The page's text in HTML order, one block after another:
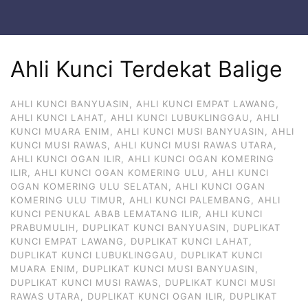
Ahli Kunci Terdekat Balige
AHLI KUNCI BANYUASIN, AHLI KUNCI EMPAT LAWANG,
AHLI KUNCI LAHAT, AHLI KUNCI LUBUKLINGGAU, AHLI
KUNCI MUARA ENIM, AHLI KUNCI MUSI BANYUASIN, AHLI
KUNCI MUSI RAWAS, AHLI KUNCI MUSI RAWAS UTARA,
AHLI KUNCI OGAN ILIR, AHLI KUNCI OGAN KOMERING
ILIR, AHLI KUNCI OGAN KOMERING ULU, AHLI KUNCI
OGAN KOMERING ULU SELATAN, AHLI KUNCI OGAN
KOMERING ULU TIMUR, AHLI KUNCI PALEMBANG, AHLI
KUNCI PENUKAL ABAB LEMATANG ILIR, AHLI KUNCI
PRABUMULIH, DUPLIKAT KUNCI BANYUASIN, DUPLIKAT
KUNCI EMPAT LAWANG, DUPLIKAT KUNCI LAHAT,
DUPLIKAT KUNCI LUBUKLINGGAU, DUPLIKAT KUNCI
MUARA ENIM, DUPLIKAT KUNCI MUSI BANYUASIN,
DUPLIKAT KUNCI MUSI RAWAS, DUPLIKAT KUNCI MUSI
RAWAS UTARA, DUPLIKAT KUNCI OGAN ILIR, DUPLIKAT